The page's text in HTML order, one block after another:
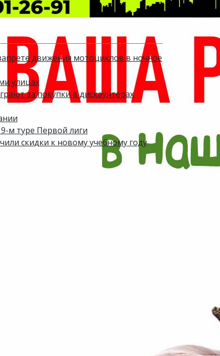
движения мотоциклов в ночное
улицах
за покупки в дискаунтерах
м туре Первой лиги
скидки к новому учебному году